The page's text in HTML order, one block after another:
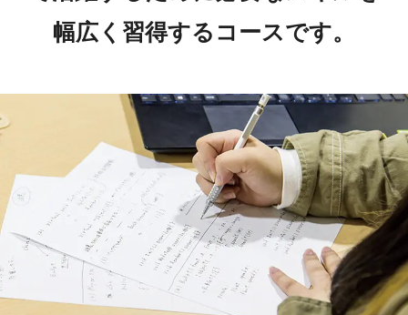
幅広く習得するコースです。